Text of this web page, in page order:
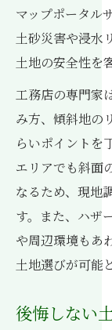
マップポータル
土砂災害や浸水
土地の安全性を
工務店の専門家
み方、傾斜地の
らいポイントを
エリアでも斜面
なるため、現地
す。また、ハザ
や周辺環境もあ
土地選びが可能
後悔しない